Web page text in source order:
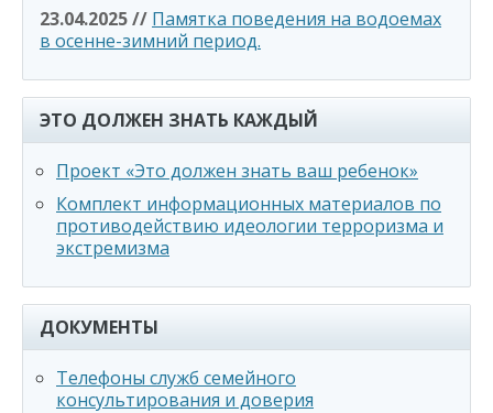
23.04.2025 // Памятка поведения на водоемах
в осенне-зимний период.
ЭТО ДОЛЖЕН ЗНАТЬ КАЖДЫЙ
Проект «Это должен знать ваш ребенок»
Комплект информационных материалов по
противодействию идеологии терроризма и
экстремизма
ДОКУМЕНТЫ
Телефоны служб семейного
консультирования и доверия